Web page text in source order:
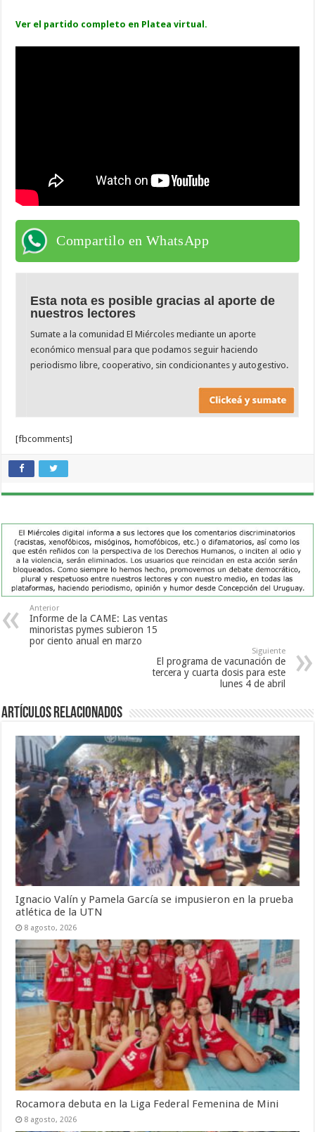
Ver el partido completo en Platea virtual.
Compartilo en WhatsApp
Esta nota es posible gracias al aporte de
nuestros lectores
Sumate a la comunidad El Miércoles mediante un aporte
económico mensual para que podamos seguir haciendo
periodismo libre, cooperativo, sin condicionantes y autogestivo.
[fbcomments]
Anterior
Informe de la CAME: Las ventas
minoristas pymes subieron 15
por ciento anual en marzo
Siguiente
El programa de vacunación de
tercera y cuarta dosis para este
lunes 4 de abril
Artículos Relacionados
Ignacio Valín y Pamela García se impusieron en la prueba
atlética de la UTN
8 agosto, 2026
Rocamora debuta en la Liga Federal Femenina de Mini
8 agosto, 2026